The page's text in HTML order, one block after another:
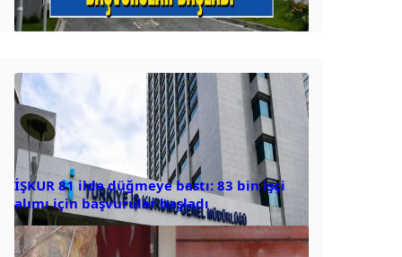
İŞKUR 81 ilde düğmeye bastı: 83 bin işçi
alımı için başvurular başladı